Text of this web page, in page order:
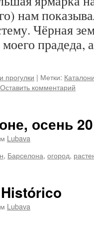
нам
Чёрная
моего
прогулки | Метки:
Оставить комментарий
осень
Lubava
, Барселона, огород,
Lubava